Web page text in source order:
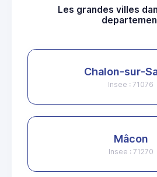
Les grandes villes
Chalon-sur-
Insee : 71076
Mâcon
Insee : 71270